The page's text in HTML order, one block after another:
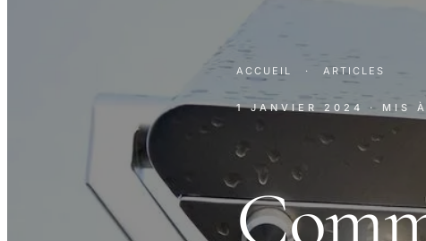
ACCUEIL · ARTICLES
1 JANVIER 2024 · MIS